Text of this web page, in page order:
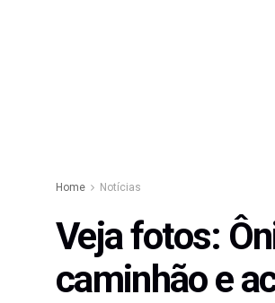
Home Notícias
Veja fotos:
caminhão e